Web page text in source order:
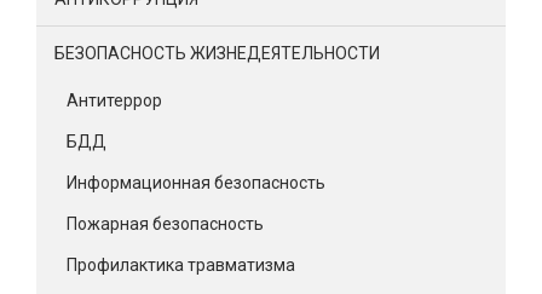
БЕЗОПАСНОСТЬ ЖИЗНЕДЕЯТЕЛЬНОСТИ
Антитеррор
БДД
Информационная безопасность
Пожарная безопасность
Профилактика травматизма